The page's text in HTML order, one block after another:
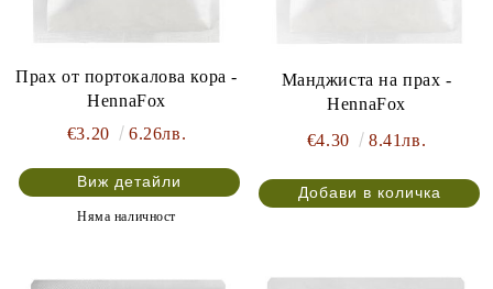
Прах от портокалова кора -
HennaFox
€3.20
6.26лв.
Виж детайли
Няма наличност
Манджиста на прах -
HennaFox
€4.30
8.41лв.